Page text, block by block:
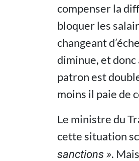
compenser la
bloquer les
changeant
diminue, et
patron est
moins il paie de
Le ministre du
cette situation
sanctions ».